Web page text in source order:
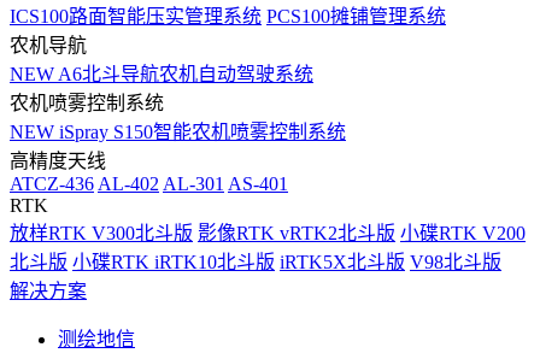
ICS100路面智能压实管理系统 PCS100摊铺管理系统
农机导航
NEW A6北斗导航农机自动驾驶系统
农机喷雾控制系统
NEW iSpray S150智能农机喷雾控制系统
高精度天线
ATCZ-436 AL-402 AL-301 AS-401
RTK
放样RTK V300北斗版 影像RTK vRTK2北斗版 小碟RTK V200
北斗版 小碟RTK iRTK10北斗版 iRTK5X北斗版 V98北斗版
解决方案
测绘地信